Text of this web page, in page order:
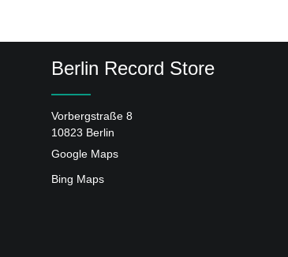
Berlin Record Store
Vorbergstraße 8
10823 Berlin
Google Maps
Bing Maps